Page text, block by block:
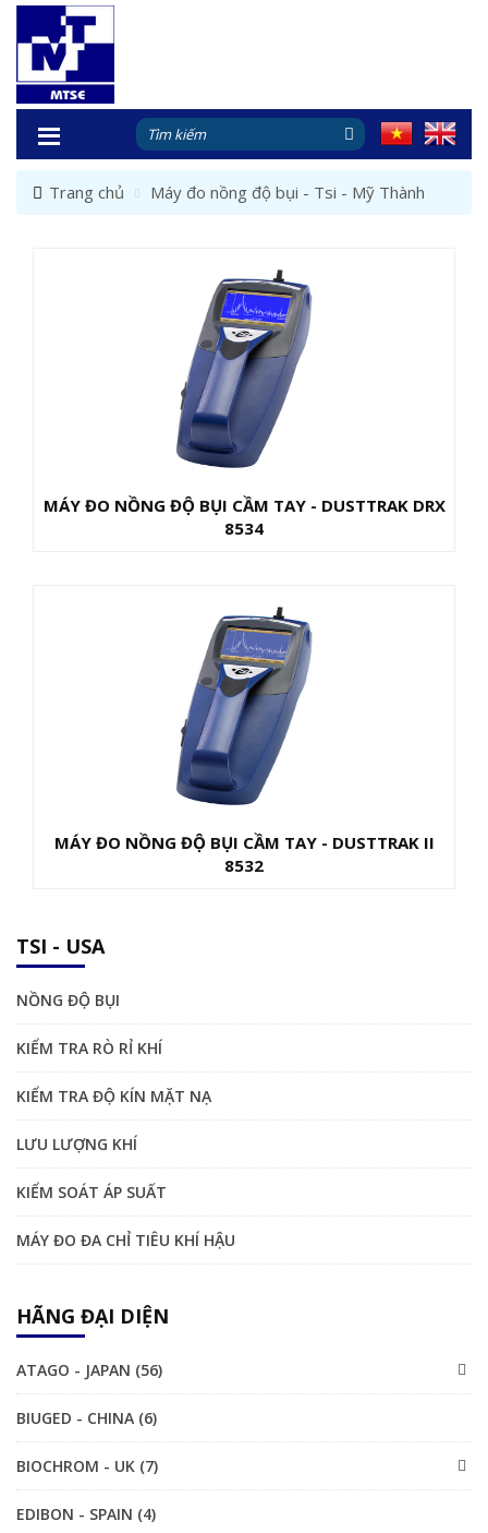
Trang chủ Máy đo nồng độ bụi - Tsi - Mỹ Thành
MÁY ĐO NỒNG ĐỘ BỤI CẦM TAY - DUSTTRAK DRX
8534
MÁY ĐO NỒNG ĐỘ BỤI CẦM TAY - DUSTTRAK II
8532
TSI - USA
NỒNG ĐỘ BỤI
KIỂM TRA RÒ RỈ KHÍ
KIỂM TRA ĐỘ KÍN MẶT NẠ
LƯU LƯỢNG KHÍ
KIỂM SOÁT ÁP SUẤT
MÁY ĐO ĐA CHỈ TIÊU KHÍ HẬU
HÃNG ĐẠI DIỆN
ATAGO - JAPAN (56)
BIUGED - CHINA (6)
BIOCHROM - UK (7)
EDIBON - SPAIN (4)